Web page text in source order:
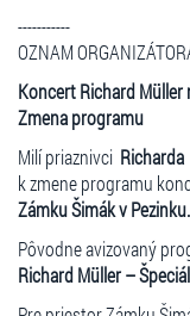
teplejšie/nepremokavé
možné používať
-----------
OZNAM
Koncert Richard Müller
Zmena programu
Milí priaznivci
k zmene programu
Zámku Šimák v Pezinku.
Pôvodne avizovaný
Richard Müller –